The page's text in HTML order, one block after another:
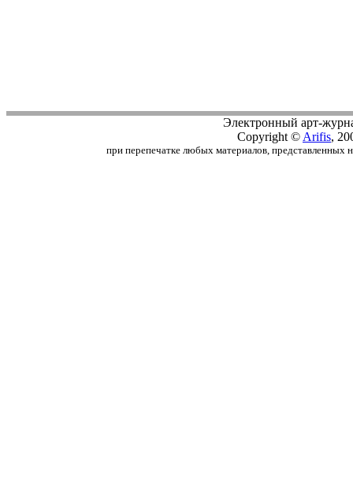
Электронный арт-
Copyright © Arifis,
при перепечатке любых материалов, представленных